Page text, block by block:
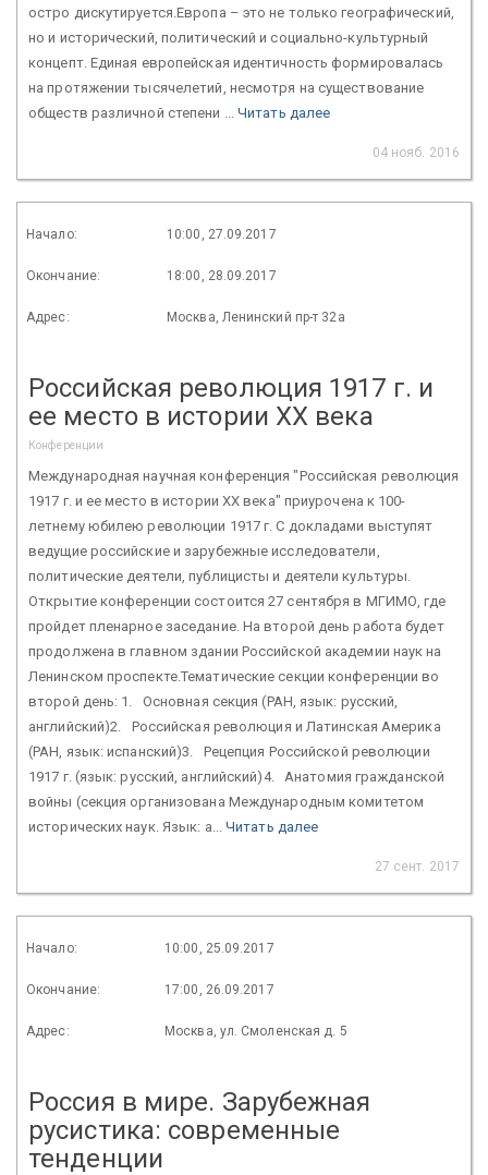
остро дискутируется.Европа – это не только географический,
но и исторический, политический и социально-культурный
концепт. Единая европейская идентичность формировалась
на протяжении тысячелетий, несмотря на существование
обществ различной степени ... Читать далее
04 нояб. 2016
Начало: 10:00, 27.09.2017
Окончание: 18:00, 28.09.2017
Адрес: Москва, Ленинский пр-т 32а
Российская революция 1917 г. и
ее место в истории XX века
Конференции
Международная научная конференция "Российская революция
1917 г. и ее место в истории XX века" приурочена к 100-
летнему юбилею революции 1917 г. С докладами выступят
ведущие российские и зарубежные исследователи,
политические деятели, публицисты и деятели культуры.
Открытие конференции состоится 27 сентября в МГИМО, где
пройдет пленарное заседание. На второй день работа будет
продолжена в главном здании Российской академии наук на
Ленинском проспекте.Тематические секции конференции во
второй день: 1. Основная секция (РАН, язык: русский,
английский)2. Российская революция и Латинская Америка
(РАН, язык: испанский)3. Рецепция Российской революции
1917 г. (язык: русский, английский)4. Анатомия гражданской
войны (секция организована Международным комитетом
исторических наук. Язык: а... Читать далее
27 сент. 2017
Начало: 10:00, 25.09.2017
Окончание: 17:00, 26.09.2017
Адрес: Москва, ул. Смоленская д. 5
Россия в мире. Зарубежная
русистика: современные
тенденции